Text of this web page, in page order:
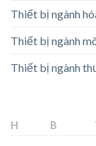
Thiết bị ngành
Thiết bị ngành
Thiết bị ngành
H B